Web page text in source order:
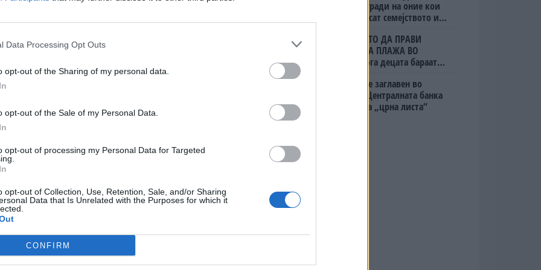
Data Processing Opt Outs
opt-out of the Sharing of my personal data.
opt-out of the Sale of my Personal Data.
opt-out of processing my Personal Data for Targeted
opt-out of Collection, Use, Retention, Sale, and/or Sharing
Data that Is Unrelated with the Purposes for which it
CONFIRM
започна“, им рече
нуклеарно оружје на Иран,
ваквите обвинувања. „Тие се само лудост.
тој.
за нуклеарната програма на Иран
САД се повлекоа од нуклеарниот договор од
на Барак Обама. „Важен е за
што ќе биде погоден“, рече тој. „Ќе ви
немаше да постои“.
даваат награди на оние кои
ќе го донесат семејството или
(Видео) ШТО ДА ПРАВИ
БУГАРКА НА ПЛАЖА ВО
ГРЦИЈА, кога децата бараат
Руи Коста е заглавен во
кредити, Централната банка
го стави на „црна листа“